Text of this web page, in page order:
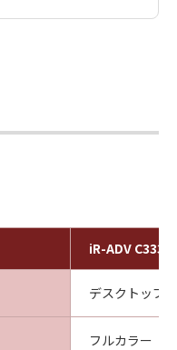
iR-ADV
デスクトップ
フルカラー